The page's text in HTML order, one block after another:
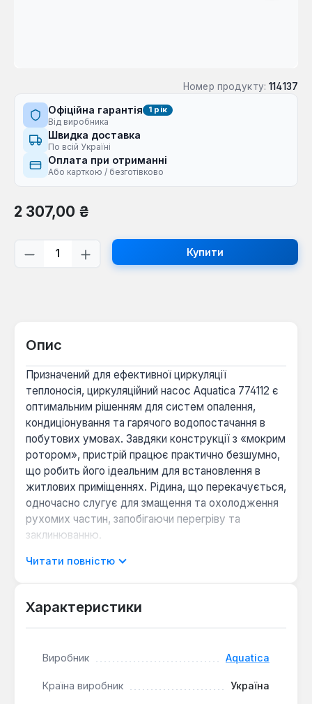
Номер продукту: 114137
Офіційна гарантія 1 рік
Від виробника
Швидка доставка
По всій Україні
Оплата при отриманні
Або карткою / безготівково
Звичайна ціна:
2 307,00 ₴
Кількість товару: Введіть потрібну
Купити
Опис
Призначений для ефективної циркуляції
теплоносія, циркуляційний насос Aquatica 774112 є
оптимальним рішенням для систем опалення,
кондиціонування та гарячого водопостачання в
побутових умовах. Завдяки конструкції з «мокрим
ротором», пристрій працює практично безшумно,
що робить його ідеальним для встановлення в
житлових приміщеннях. Рідина, що перекачується,
одночасно слугує для змащення та охолодження
рухомих частин, запобігаючи перегріву та
заклинюванню.
до корозії. Вал двигуна з кераміки та робоче
Асинхронний тришвидкісний двигун з мідними
AISI 304 забезпечує стабільну роботу та
Читати повністю
Характеристики
Виробник Aquatica
Країна виробник Україна